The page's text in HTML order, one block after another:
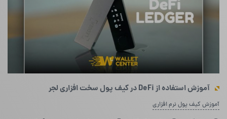
آموزش استفاده از DeFi در کیف پول سخت افزاری لجر
آموزش کیف پول نرم افزاری